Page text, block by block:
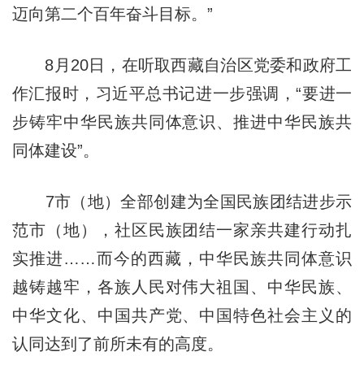
迈向第二个百年奋斗目标。”
8月20日，在听取西藏自治区党委和政府工
作汇报时，习近平总书记进一步强调，“要进一
步铸牢中华民族共同体意识、推进中华民族共
同体建设”。
7市（地）全部创建为全国民族团结进步示
范市（地），社区民族团结一家亲共建行动扎
实推进……而今的西藏，中华民族共同体意识
越铸越牢，各族人民对伟大祖国、中华民族、
中华文化、中国共产党、中国特色社会主义的
认同达到了前所未有的高度。